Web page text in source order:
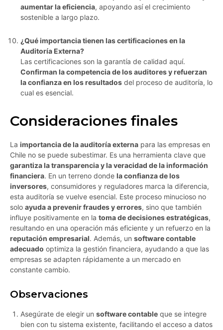
aumentar la eficiencia, apoyando así el crecimiento
sostenible a largo plazo.
¿Qué importancia tienen las certificaciones en la
Auditoría Externa?
Las certificaciones son la garantía de calidad aquí.
Confirman la competencia de los auditores y refuerzan
la confianza en los resultados del proceso de auditoría, lo
cual es esencial.
Consideraciones finales
La importancia de la auditoría externa para las empresas en
Chile no se puede subestimar. Es una herramienta clave que
garantiza la transparencia y la veracidad de la información
financiera. En un terreno donde la confianza de los
inversores, consumidores y reguladores marca la diferencia,
esta auditoría se vuelve esencial. Este proceso minucioso no
solo ayuda a prevenir fraudes y errores, sino que también
influye positivamente en la toma de decisiones estratégicas,
resultando en una operación más eficiente y un refuerzo en la
reputación empresarial. Además, un software contable
adecuado optimiza la gestión financiera, ayudando a que las
empresas se adapten rápidamente a un mercado en
constante cambio.
Observaciones
Asegúrate de elegir un software contable que se integre
bien con tu sistema existente, facilitando el acceso a datos